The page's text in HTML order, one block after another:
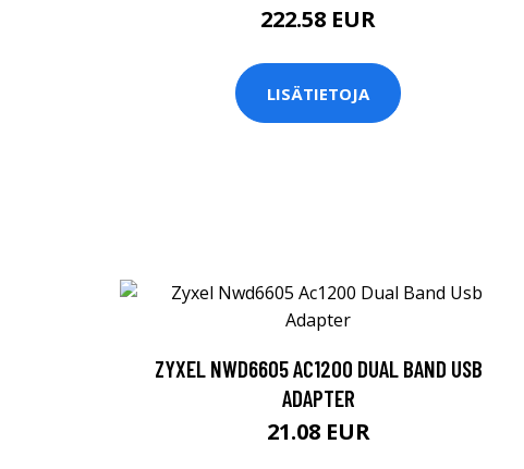
222.58 EUR
LISÄTIETOJA
ZYXEL NWD6605 AC1200 DUAL BAND USB
ADAPTER
21.08 EUR